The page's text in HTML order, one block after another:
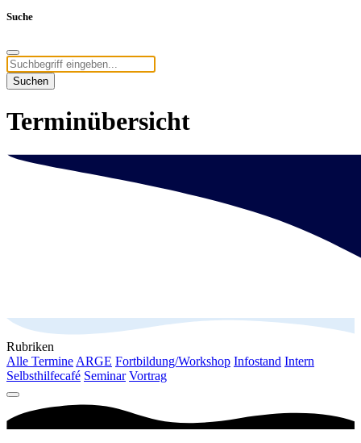
Suche
Suchen
Terminübersicht
Rubriken
Alle Termine ARGE Fortbildung/Workshop Infostand Intern
Selbsthilfecafé Seminar Vortrag